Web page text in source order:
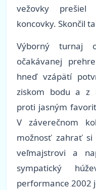
vežovky prešiel
koncovky. Skončil
Výborný turnaj
očakávanej
hneď vzápätí
ziskom bodu a z
proti jasným
V záverečnom
možnosť zahrať
veľmajstrovi a
sympatický
performance 2002